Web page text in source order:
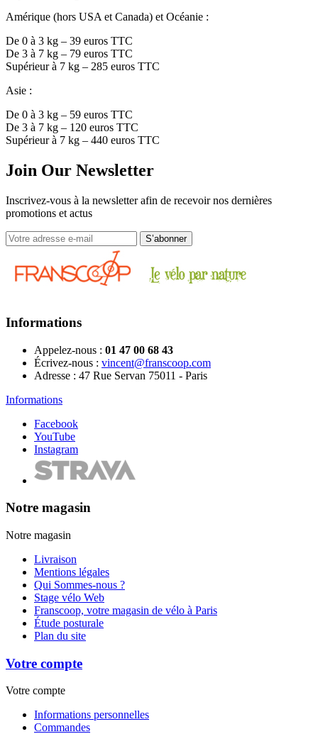
Amérique (hors USA et Canada) et Océanie :
De 0 à 3 kg – 39 euros TTC
De 3 à 7 kg – 79 euros TTC
Supérieur à 7 kg – 285 euros TTC
Asie :
De 0 à 3 kg – 59 euros TTC
De 3 à 7 kg – 120 euros TTC
Supérieur à 7 kg – 440 euros TTC
Join Our Newsletter
Inscrivez-vous à la newsletter afin de recevoir nos dernières
promotions et actus
Informations
Appelez-nous : 01 47 00 68 43
Écrivez-nous : vincent@franscoop.com
Adresse : 47 Rue Servan 75011 - Paris
Informations
Facebook
YouTube
Instagram
Notre magasin
Notre magasin
Livraison
Mentions légales
Qui Sommes-nous ?
Stage vélo Web
Franscoop, votre magasin de vélo à Paris
Étude posturale
Plan du site
Votre compte
Votre compte
Informations personnelles
Commandes